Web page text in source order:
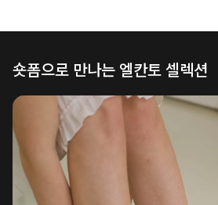
숏폼으로 만나는 엘칸토 셀렉션